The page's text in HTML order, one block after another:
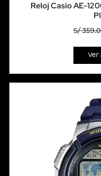
Reloj Casio AE-
S/